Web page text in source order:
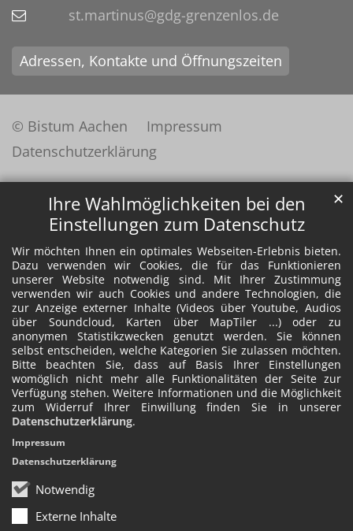
Ihre Wahlmöglichkeiten bei den
Einstellungen zum Datenschutz
Wir möchten Ihnen ein optimales Webseiten-Erlebnis bieten.
Dazu verwenden wir Cookies, die für das Funktionieren
unserer Website notwendig sind. Mit Ihrer Zustimmung
verwenden wir auch Cookies und andere Technologien, die
zur Anzeige externer Inhalte (Videos über Youtube, Audios
über Soundcloud, Karten über MapTiler ...) oder zu
anonymen Statistikzwecken genutzt werden. Sie können
selbst entscheiden, welche Kategorien Sie zulassen möchten.
Bitte beachten Sie, dass auf Basis Ihrer Einstellungen
womöglich nicht mehr alle Funktionalitäten der Seite zur
Verfügung stehen. Weitere Informationen und die Möglichkeit
zum Widerruf Ihrer Einwillung finden Sie in unserer
Datenschutzerklärung.
Notwendig
Externe Inhalte
✕
Impressum
Datenschutzerklärung
st.martinus@gdg-grenzenlos.de
Adressen, Kontakte und Öffnungszeiten
© Bistum Aachen
Impressum
Datenschutzerklärung